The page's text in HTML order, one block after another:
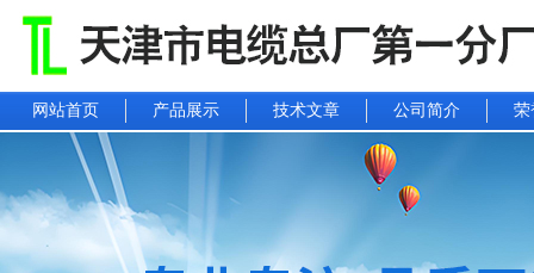
网站首页 产品展示 技术文章 公司简介 荣